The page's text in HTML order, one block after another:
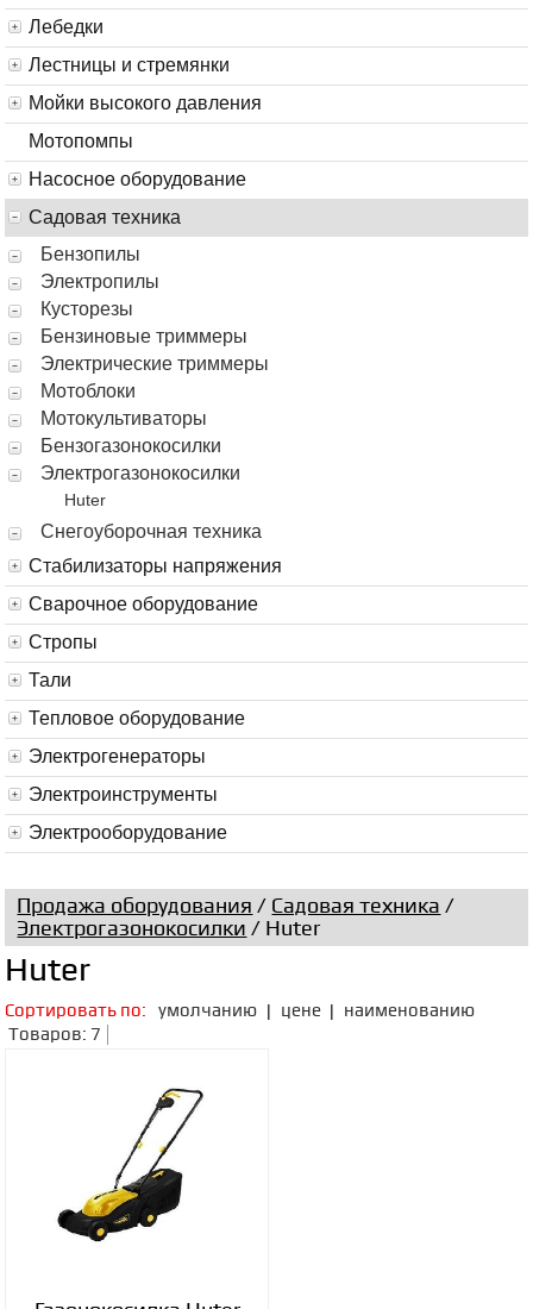
Лебедки
Лестницы и стремянки
Мойки высокого давления
Мотопомпы
Насосное оборудование
Садовая техника
Бензопилы
Электропилы
Кусторезы
Бензиновые триммеры
Электрические триммеры
Мотоблоки
Мотокультиваторы
Бензогазонокосилки
Электрогазонокосилки
Huter
Снегоуборочная техника
Стабилизаторы напряжения
Сварочное оборудование
Стропы
Тали
Тепловое оборудование
Электрогенераторы
Электроинструменты
Электрооборудование
Продажа оборудования / Садовая техника /
Электрогазонокосилки / Huter
Huter
Сортировать по: умолчанию | цене |
наименованию
Товаров: 7